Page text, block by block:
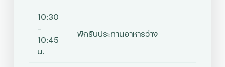
10:30
–
10:45
น.
พักรับประทานอาหารว่าง